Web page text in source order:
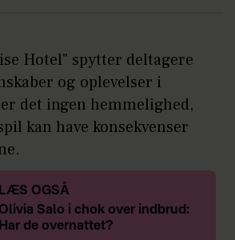
Hotel" spytter deltagere
og oplevelser i
det ingen hemmelighed,
kan have konsekvenser
LÆS OGSÅ
Olivia Salo i chok over indbrud:
Har de overnattet?